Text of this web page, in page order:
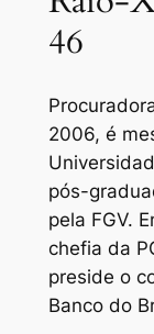
46
2006, é
pós-
pela FGV.
chefia da
preside o
Banco do